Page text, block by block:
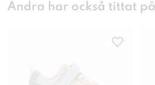
Andra har också tittat på